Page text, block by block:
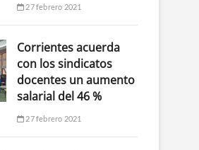
27 febrero 2021
Corrientes acuerda
con los sindicatos
docentes un aumento
salarial del 46 %
27 febrero 2021